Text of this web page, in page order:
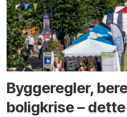
Bygge­regler,
bolig­krise –